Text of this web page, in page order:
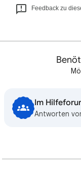
Feedback zu
Im
Antworten